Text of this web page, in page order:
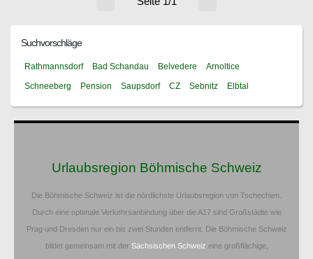
Suchvorschläge
Rathmannsdorf Bad Schandau Belvedere
Arnoltice
Schneeberg
Pension Saupsdorf CZ Sebnitz Elbtal
Urlaubsregion Böhmische Schweiz
Die Böhmische Schweiz ist die nördlichste Urlaubsregion von Tschechien.
Durch eine optimale Verkehrsanbindung über die A17 sind Großstädte wie
Prag und Dresden nur ein bis zwei Stunden entfernt. Die Böhmische Schweiz
bildet gemeinsam mit der Sächsischen Schweiz eine großflächige,